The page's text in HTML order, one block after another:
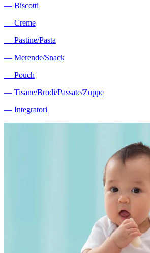
― Biscotti
― Creme
― Pastine/Pasta
― Merende/Snack
― Pouch
― Tisane/Brodi/Passate/Zuppe
― Integratori